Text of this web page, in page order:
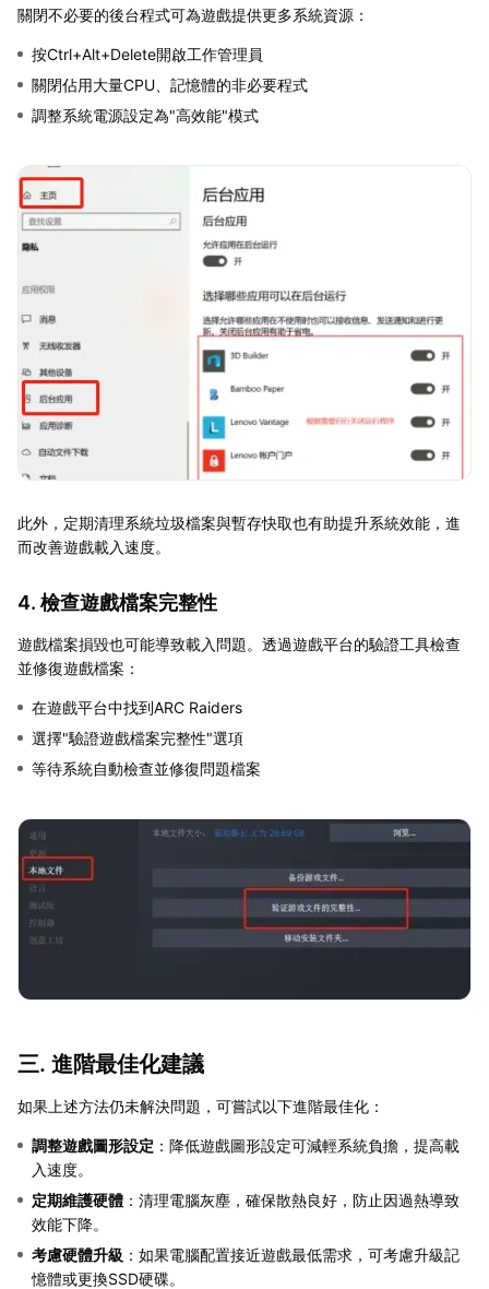
關閉不必要的後台程式可為遊戲提供更多系統資源：
按Ctrl+Alt+Delete開啟工作管理員
關閉佔用大量CPU、記憶體的非必要程式
調整系統電源設定為"高效能"模式
此外，定期清理系統垃圾檔案與暫存快取也有助提升系統效能，進
而改善遊戲載入速度。
4. 檢查遊戲檔案完整性
遊戲檔案損毀也可能導致載入問題。透過遊戲平台的驗證工具檢查
並修復遊戲檔案：
在遊戲平台中找到ARC Raiders
選擇"驗證遊戲檔案完整性"選項
等待系統自動檢查並修復問題檔案
三. 進階最佳化建議
如果上述方法仍未解決問題，可嘗試以下進階最佳化：
調整遊戲圖形設定 ：降低遊戲圖形設定可減輕系統負擔，提高載
入速度。
定期維護硬體 ：清理電腦灰塵，確保散熱良好，防止因過熱導致
效能下降。
考慮硬體升級 ：如果電腦配置接近遊戲最低需求，可考慮升級記
憶體或更換SSD硬碟。